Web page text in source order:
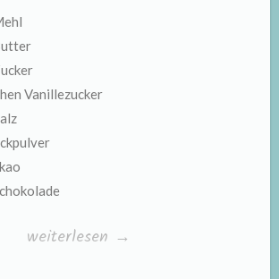
Vanillezucker
„Osterhasenkuchen“
weiterlesen →